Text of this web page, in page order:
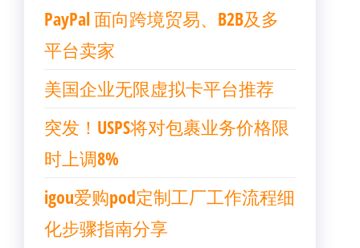
PayPal 面向跨境贸易、B2B及多
平台卖家
美国企业无限虚拟卡平台推荐
突发！USPS将对包裹业务价格限
时上调8%
igou爱购pod定制工厂工作流程细
化步骤指南分享